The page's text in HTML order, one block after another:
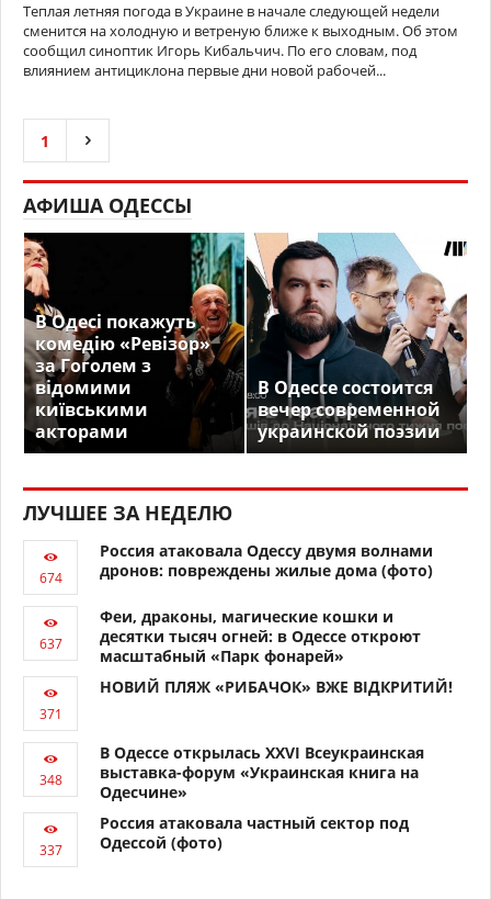
Теплая летняя погода в Украине в начале следующей недели
сменится на холодную и ветреную ближе к выходным. Об этом
сообщил синоптик Игорь Кибальчич. По его словам, под
влиянием антициклона первые дни новой рабочей...
1
АФИША ОДЕССЫ
В Одесі покажуть
комедію «Ревізор»
за Гоголем з
відомими
київськими
акторами
В Одессе состоится
вечер современной
украинской поэзии
ЛУЧШЕЕ ЗА НЕДЕЛЮ
Россия атаковала Одессу двумя волнами
дронов: повреждены жилые дома (фото)
Феи, драконы, магические кошки и
десятки тысяч огней: в Одессе откроют
масштабный «Парк фонарей»
НОВИЙ ПЛЯЖ «РИБАЧОК» ВЖЕ ВІДКРИТИЙ!
В Одессе открылась XXVI Всеукраинская
выставка-форум «Украинская книга на
Одесчине»
Россия атаковала частный сектор под
Одессой (фото)